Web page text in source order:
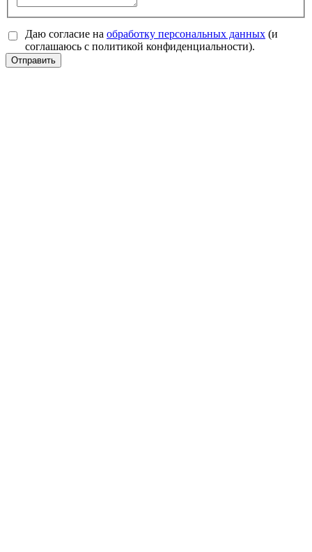
Даю согласие на обработку персональных данных (и
соглашаюсь с политикой конфиденциальности).
Отправить